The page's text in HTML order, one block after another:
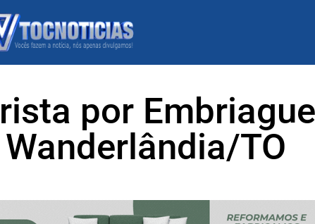
por
TO